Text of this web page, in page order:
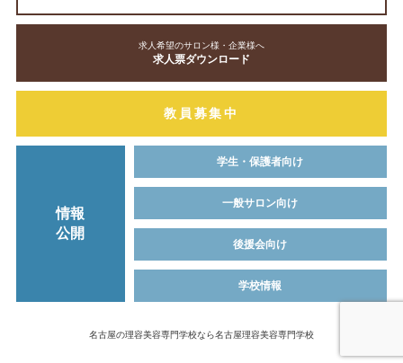
求人希望のサロン様・企業様へ
求人票ダウンロード
教員募集中
情報
公開
学生・保護者向け
一般サロン向け
後援会向け
学校情報
名古屋の理容美容専門学校なら名古屋理容美容専門学校